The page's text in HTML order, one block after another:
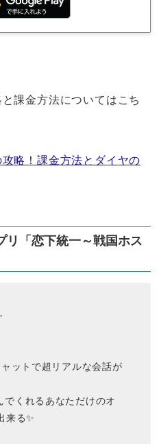
課金方法についてはこち
略！課金方法とダイヤの
リ「恋下統一～戦国ホス
ットで超リアルな会話が
くれるあなただけのオ
来る✨